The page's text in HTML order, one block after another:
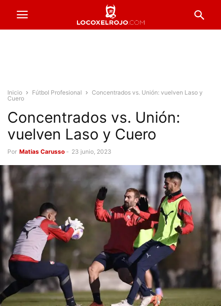
Inicio Fútbol Profesional
Concentrados vs. Unión: vuelven Laso y
Cuero
Concentrados vs. Unión:
vuelven Laso y Cuero
Por Matias Carusso - 23 junio, 2023